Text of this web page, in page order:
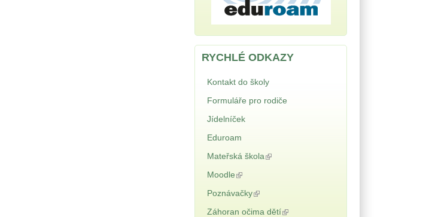
RYCHLÉ ODKAZY
Kontakt do školy
Formuláře pro rodiče
Jídelníček
Eduroam
Mateřská škola (odkaz je externí)
Moodle (odkaz je externí)
Poznávačky(odkaz je externí)
Záhoran očima dětí(odkaz je